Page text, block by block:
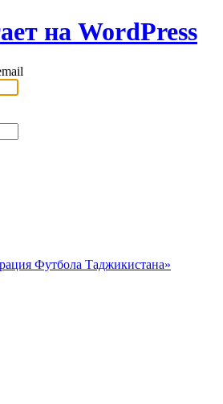
на WordPress
Футбола Таджикистана»